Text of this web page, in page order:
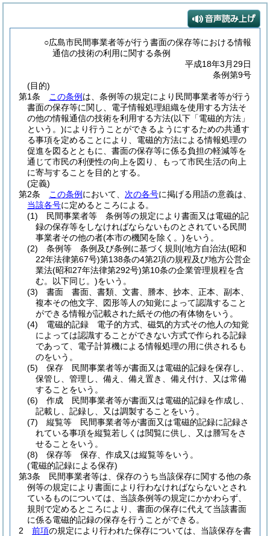
○広島市民間事業者等が行う書面の保存等における情報
通信の技術の利用に関する条例
平成18年3月29日
条例第9号
(目的)
第1条
この条例 は、条例等の規定により民間事業者等が行う
書面の保存等に関し、電子情報処理組織を使用する方法そ
の他の情報通信の技術を利用する方法(以下「電磁的方法」
という。)により行うことができるようにするための共通す
る事項を定めることにより、電磁的方法による情報処理の
促進を図るとともに、書面の保存等に係る負担の軽減等を
通じて市民の利便性の向上を図り、もって市民生活の向上
に寄与することを目的とする。
(定義)
第2条
この条例 において、 次の各号に掲げる用語の意義は、
当該各号に定めるところによる。
(1)
民間事業者等 条例等の規定により書面又は電磁的記
録の保存等をしなければならないものとされている民間
事業者その他の者(本市の機関を除く。)をいう。
(2)
条例等 条例及び条例に基づく規則 (地方自治法(昭和
22年法律第67号)第138条の4第2項の規程及び地方公営企
業法(昭和27年法律第292号)第10条の企業管理規程を含
む。以下同じ。)をいう。
(3)
書面 書面、書類、文書、謄本、抄本、正本、副本、
複本その他文字、図形等人の知覚によって認識すること
ができる情報が記載された紙その他の有体物をいう。
(4)
電磁的記録 電子的方式、磁気的方式その他人の知覚
によっては認識することができない方式で作られる記録
であって、電子計算機による情報処理の用に供されるも
のをいう。
(5)
保存 民間事業者等が書面又は電磁的記録を保存し、
保管し、管理し、備え、備え置き、備え付け、又は常備
することをいう。
(6)
作成 民間事業者等が書面又は電磁的記録を作成し、
記載し、記録し、又は調製することをいう。
(7)
縦覧等 民間事業者等が書面又は電磁的記録に記録さ
れている事項を縦覧若しくは閲覧に供し、又は謄写をさ
せることをいう。
(8)
保存等 保存、作成又は縦覧等をいう。
(電磁的記録による保存)
第3条
民間事業者等は、保存のうち当該保存に関する他の条
例等の規定により書面により行わなければならないとされ
ているものについては、当該条例等の規定にかかわらず、
規則で定めるところにより、書面の保存に代えて当該書面
に係る電磁的記録の保存を行うことができる。
2
前項の規定により行われた保存については、当該保存を書